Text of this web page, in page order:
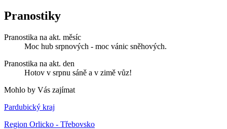
Pranostiky
Pranostika na akt. měsíc
Moc hub srpnových - moc vánic sněhových.
Pranostika na akt. den
Hotov v srpnu sáně a v zimě vůz!
Mohlo by Vás zajímat
Pardubický kraj
Region Orlicko - Třebovsko